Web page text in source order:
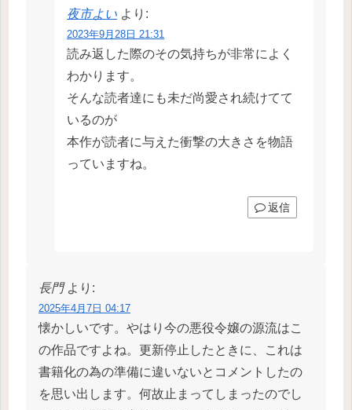
夜市よい より:
2023年9月28日 21:31
読み返した際のその気持ちが非常によく
わかります。
そんな読者達にも未だ尚愛され続けてて
いるのが
本作が読者に与えた衝撃の大きさを物語
っていますね。
返信
長門 より:
2025年4月7日 04:17
懐かしいです。やはり今の悪役令嬢の源流はこ
の作品ですよね。更新停止したときに、これは
書籍化の為の準備に違いないとコメントしたの
を思い出します。何故止まってしまったのでし